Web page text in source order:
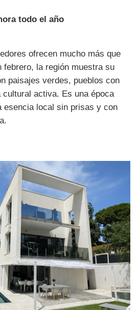
todo el año
ofrecen mucho más que
febrero, la región muestra su
paisajes verdes, pueblos con
cultural activa. Es una época
esencia local sin prisas y con